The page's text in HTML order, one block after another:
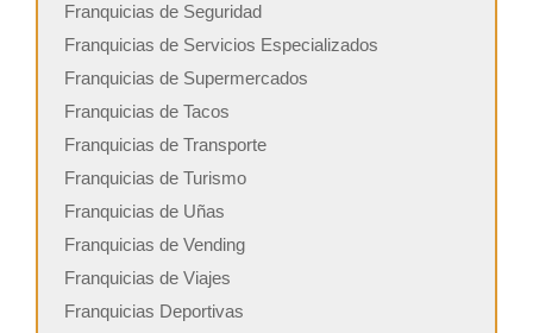
Franquicias de Seguridad
Franquicias de Servicios Especializados
Franquicias de Supermercados
Franquicias de Tacos
Franquicias de Transporte
Franquicias de Turismo
Franquicias de Uñas
Franquicias de Vending
Franquicias de Viajes
Franquicias Deportivas